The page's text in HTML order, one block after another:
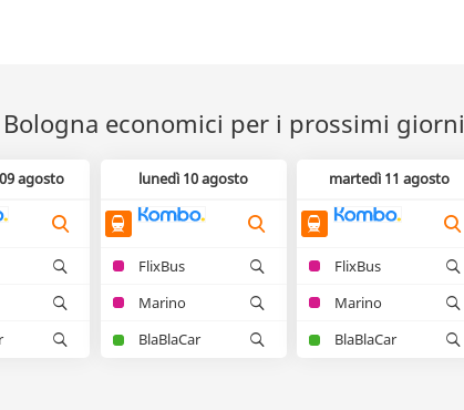
economici per i prossimi giorni
agosto lunedì 10 agosto
FlixBus
Marino
BlaBlaCar
martedì 11 agosto
FlixBus
Marino
BlaBlaCar